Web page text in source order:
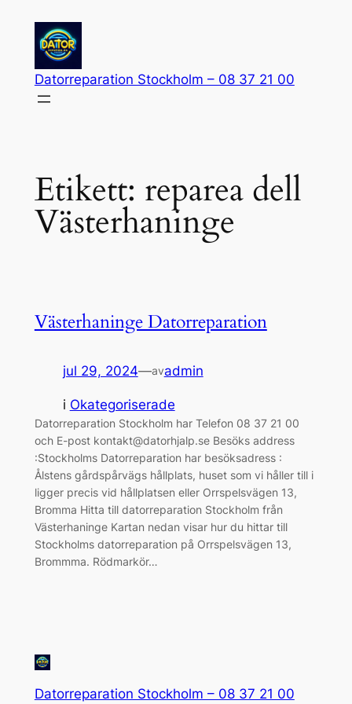
innehåll
Datorreparation Stockholm – 08 37 21 00
Etikett: reparea dell
Västerhaninge
Västerhaninge Datorreparation
jul 29, 2024—avadmin
i Okategoriserade
Datorreparation Stockholm har Telefon 08 37 21 00
och E-post kontakt@datorhjalp.se Besöks address
:Stockholms Datorreparation har besöksadress :
Ålstens gårdspårvägs hållplats, huset som vi håller till i
ligger precis vid hållplatsen eller Orrspelsvägen 13,
Bromma Hitta till datorreparation Stockholm från
Västerhaninge Kartan nedan visar hur du hittar till
Stockholms datorreparation på Orrspelsvägen 13,
Brommma. Rödmarkör…
Datorreparation Stockholm – 08 37 21 00